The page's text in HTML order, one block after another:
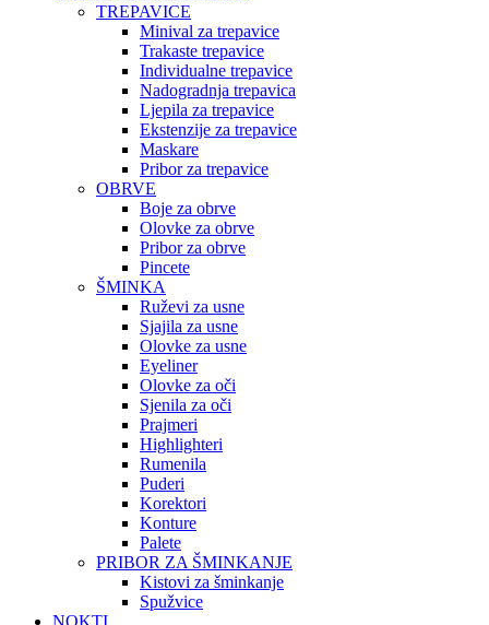
TREPAVICE
Minival za trepavice
Trakaste trepavice
Individualne trepavice
Nadogradnja trepavica
Ljepila za trepavice
Ekstenzije za trepavice
Maskare
Pribor za trepavice
OBRVE
Boje za obrve
Olovke za obrve
Pribor za obrve
Pincete
ŠMINKA
Ruževi za usne
Sjajila za usne
Olovke za usne
Eyeliner
Olovke za oči
Sjenila za oči
Prajmeri
Highlighteri
Rumenila
Puderi
Korektori
Konture
Palete
PRIBOR ZA ŠMINKANJE
Kistovi za šminkanje
Spužvice
NOKTI